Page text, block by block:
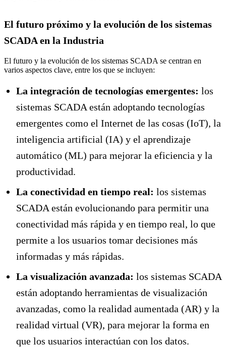
El futuro próximo y la evolución de los sistemas
SCADA en la Industria
El futuro y la evolución de los sistemas SCADA se centran en
varios aspectos clave, entre los que se incluyen:
La integración de tecnologías emergentes: los
sistemas SCADA están adoptando tecnologías
emergentes como el Internet de las cosas (IoT), la
inteligencia artificial (IA) y el aprendizaje
automático (ML) para mejorar la eficiencia y la
productividad.
La conectividad en tiempo real: los sistemas
SCADA están evolucionando para permitir una
conectividad más rápida y en tiempo real, lo que
permite a los usuarios tomar decisiones más
informadas y más rápidas.
La visualización avanzada: los sistemas SCADA
están adoptando herramientas de visualización
avanzadas, como la realidad aumentada (AR) y la
realidad virtual (VR), para mejorar la forma en
que los usuarios interactúan con los datos.